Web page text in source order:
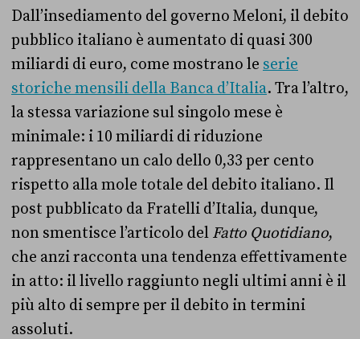
Dall’insediamento del governo Meloni, il debito
pubblico italiano è aumentato di quasi 300
miliardi di euro, come mostrano le serie
storiche mensili della Banca d’Italia. Tra l’altro,
la stessa variazione sul singolo mese è
minimale: i 10 miliardi di riduzione
rappresentano un calo dello 0,33 per cento
rispetto alla mole totale del debito italiano. Il
post pubblicato da Fratelli d’Italia, dunque,
non smentisce l’articolo del Fatto Quotidiano,
che anzi racconta una tendenza effettivamente
in atto: il livello raggiunto negli ultimi anni è il
più alto di sempre per il debito in termini
assoluti.